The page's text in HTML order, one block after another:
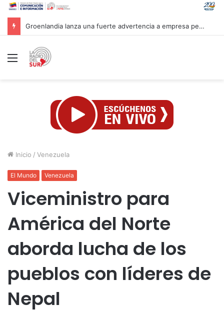
Mandataria Rodríguez felicita a atletas venezolanos por su brillante participación en CAC 2026
Menú
Inicio / Venezuela
El Mundo Venezuela
Viceministro para
América del Norte
aborda lucha de los
pueblos con líderes de
Nepal